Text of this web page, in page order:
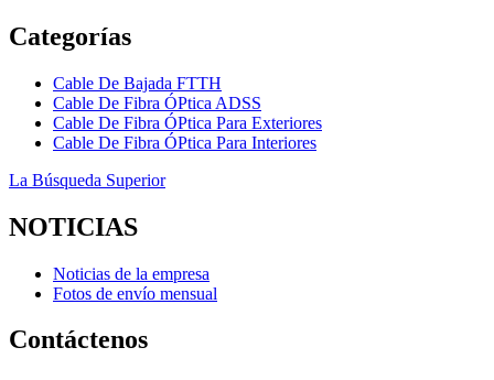
Categorías
Cable De Bajada FTTH
Cable De Fibra ÓPtica ADSS
Cable De Fibra ÓPtica Para Exteriores
Cable De Fibra ÓPtica Para Interiores
La Búsqueda Superior
NOTICIAS
Noticias de la empresa
Fotos de envío mensual
Contáctenos